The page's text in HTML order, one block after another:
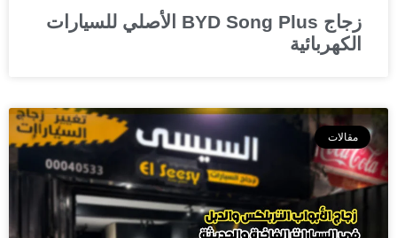
زجاج BYD Song Plus الأصلي للسيارات
الكهربائية
مقالات